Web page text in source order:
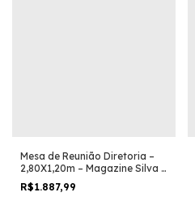
Mesa de Reunião Diretoria –
2,80X1,20m – Magazine Silva –
NOGAL SEVILHA/PRETO –
22013
R$1.887,99